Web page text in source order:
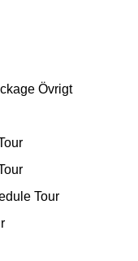
Övrigt
Tour